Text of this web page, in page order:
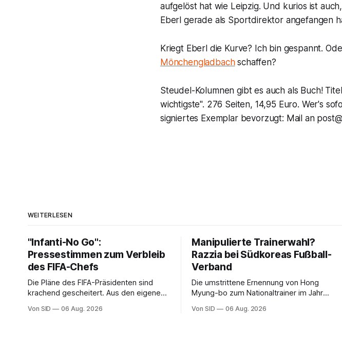
aufgelöst hat wie Leipzig. Und kurios ist
Eberl gerade als Sportdirektor angefangen
Kriegt Eberl die Kurve? Ich bin gespannt.
Mönchengladbachschaffen?
Steudel-Kolumnen gibt es auch als Buch!
wichtigste". 276 Seiten, 14,95 Euro. Wer's
signiertes Exemplar bevorzugt: Mail an
WEITERLESEN
"Infanti-No Go":
Pressestimmen zum Verbleib
des FIFA-Chefs
Die Pläne des FIFA-Präsidenten sind
krachend gescheitert. Aus den eigenen
Unterstützung.
Von SID 06 Aug. 2026
Manipulierte Trainerwahl?
Razzia bei Südkoreas Fußball-
Verband
Die umstrittene Ernennung von Hong
Myung-bo zum Nationaltrainer im Jahr
Ermittlungsbehörden.
Von SID 06 Aug. 2026